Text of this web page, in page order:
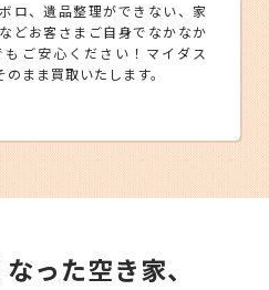
ロ、遺品整理ができない、家
どお客さまご自身でなかなか
ご安心ください！マイダス
まま買取いたします。
った空き家、